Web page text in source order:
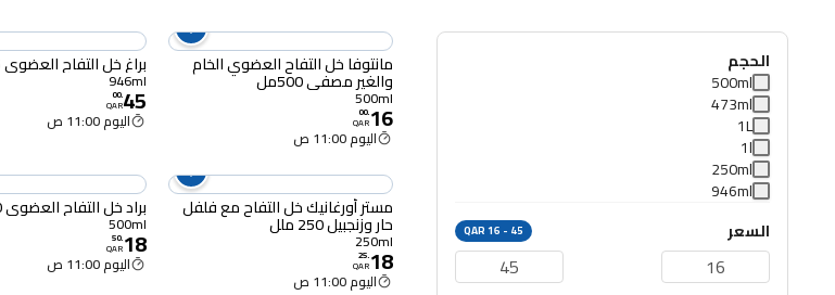
الحجم
500ml
473ml
1L
1l
250ml
946ml
السعر
QAR 16 - 45
مانتوفا خل التفاح العضوي الخام
والغير مصفى 500مل
500ml
16
.
00
QAR
اليوم 11:00 ص
براغ خل التفاح العضوي 946مل
946ml
45
.
00
QAR
اليوم 11:00 ص
مستر أورغانيك خل التفاح مع فلفل
حار وزنجبيل 250 ملل
250ml
18
.
25
QAR
اليوم 11:00 ص
براد خل التفاح العضوي 500 مل
500ml
18
.
50
QAR
اليوم 11:00 ص